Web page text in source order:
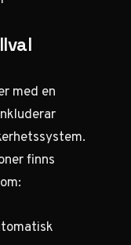
med en
finns